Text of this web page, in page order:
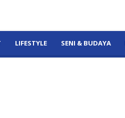
LIFESTYLE SENI & BUDAYA